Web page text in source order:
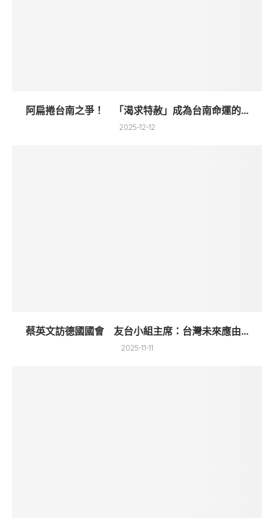
阿扁捲台南之爭！ 「渴求特赦」成為台南命運的...
2025-12-12
蔡英文訪德國國會 友台小組主席：台灣未來應由...
2025-11-11